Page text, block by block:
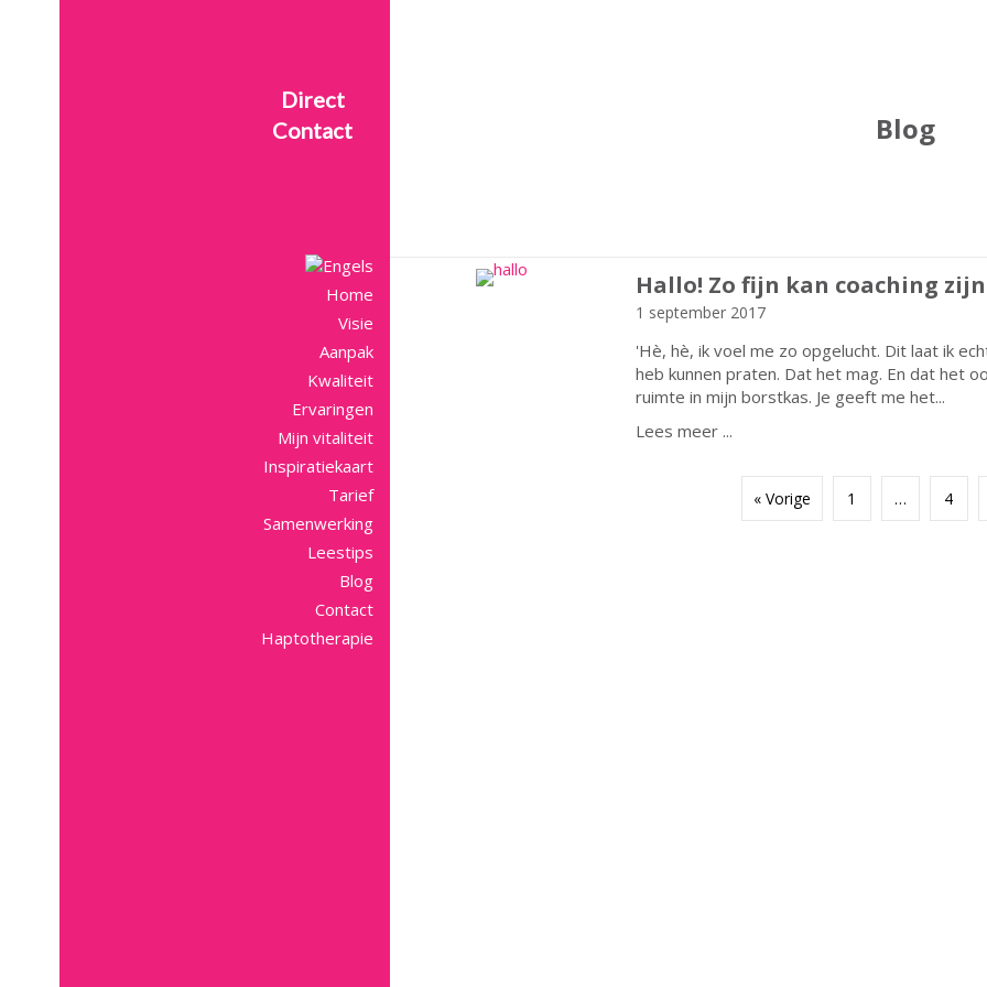
Direct
Contact
Home
Visie
Aanpak
Kwaliteit
Ervaringen
Mijn vitaliteit
Inspiratiekaart
Tarief
Samenwerking
Leestips
Blog
Contact
Haptotherapie
Blog
Hallo! Zo fijn kan coaching
1 september 2017
'Hè, hè, ik voel me zo opgelucht. Dit laat ik
heb kunnen praten. Dat het mag. En dat het
ruimte in mijn borstkas. Je geeft me het...
Lees meer ...
« Vorige 1 … 4